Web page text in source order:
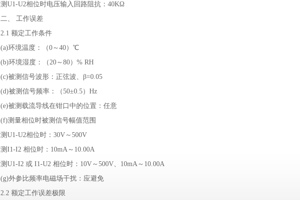
测U1-U2相位时电压输入回路阻抗：40KΩ
二、 工作误差
2.1 额定工作条件
(a)环境温度：（0～40）℃
(b)环境湿度：（20～80）% RH
(c)被测信号波形：正弦波、β=0.05
(d)被测信号频率：（50±0.5）Hz
(e)被测载流导线在钳口中的位置：任意
(f)测量相位时被测信号幅值范围
测U1-U2相位时：30V～500V
测I1-I2 相位时：10mA～10.00A
测U1-I2 或 I1-U2 相位时：10V～500V、10mA～10.00A
(g)外参比频率电磁场干扰：应避免
2.2 额定工作误差极限